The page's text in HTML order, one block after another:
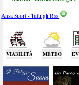
Ansa Sport - Tutti gli Rss
VIABILITÀ METEO